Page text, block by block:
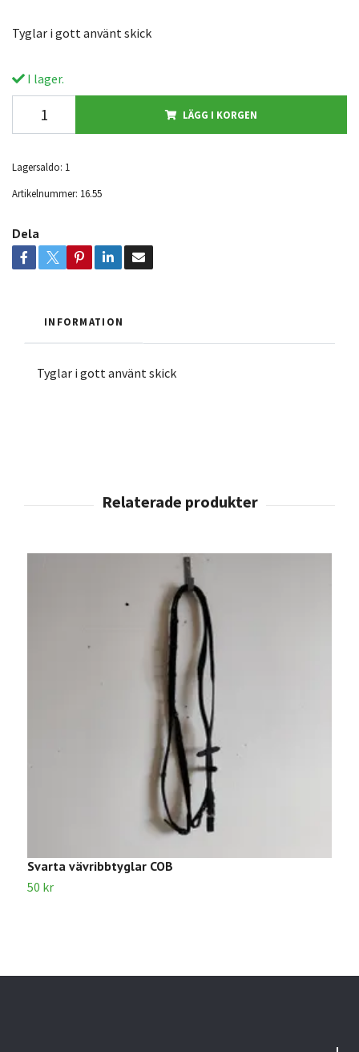
Tyglar i gott använt skick
I lager.
LÄGG I KORGEN
Lagersaldo: 1
Artikelnummer: 16.55
Dela
INFORMATION
Tyglar i gott använt skick
Svarta vävribbtyglar COB
50 kr